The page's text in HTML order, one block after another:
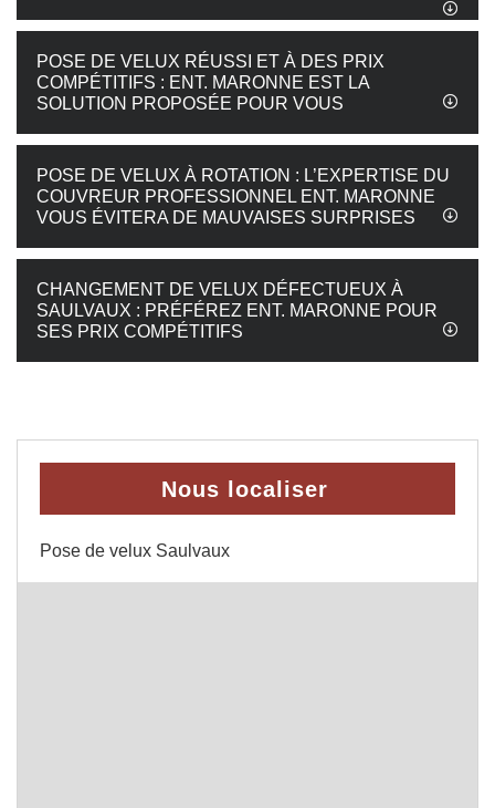
POSE DE VELUX RÉUSSI ET À DES PRIX
COMPÉTITIFS : ENT. MARONNE EST LA
SOLUTION PROPOSÉE POUR VOUS
POSE DE VELUX À ROTATION : L’EXPERTISE DU
COUVREUR PROFESSIONNEL ENT. MARONNE
VOUS ÉVITERA DE MAUVAISES SURPRISES
CHANGEMENT DE VELUX DÉFECTUEUX À
SAULVAUX : PRÉFÉREZ ENT. MARONNE POUR
SES PRIX COMPÉTITIFS
Nous localiser
Pose de velux Saulvaux